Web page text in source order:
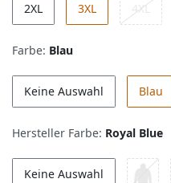
2XL 3XL 4XL
Farbe: Blau
Keine Auswahl Blau
Hersteller Farbe: Royal Blue
Keine Auswahl